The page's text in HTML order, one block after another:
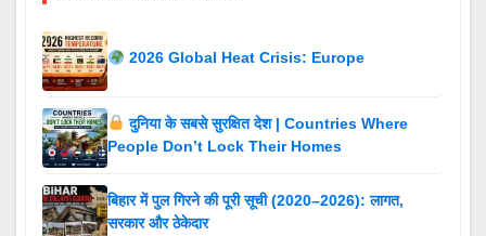
2026 Global Heat Crisis: Europe
दुनिया के सबसे सुरक्षित देश | Countries Where
People Don’t Lock Their Homes
बिहार में पुल गिरने की पूरी सूची (2020–2026): लागत,
सरकार और ठेकेदार